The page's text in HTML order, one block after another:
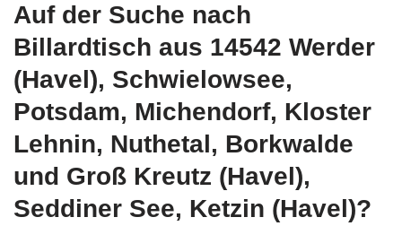
Auf der Suche nach
Billardtisch aus 14542 Werder
(Havel), Schwielowsee,
Potsdam, Michendorf, Kloster
Lehnin, Nuthetal, Borkwalde
und Groß Kreutz (Havel),
Seddiner See, Ketzin (Havel)?